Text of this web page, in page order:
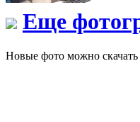
Еще
Новые фото можно скачать